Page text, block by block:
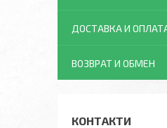
ДОСТАВКА И
ВОЗВРАТ И ОБМЕН
КОНТАКТИ